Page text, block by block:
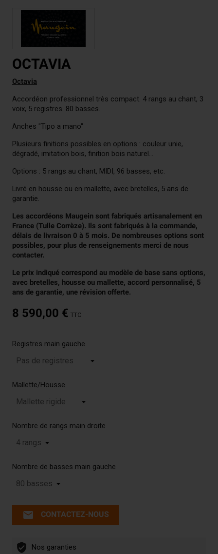
OCTAVIA
Octavia
Accordéon professionnel très compact. 4 rangs au chant, 3
voix, 5 registres. 80 basses.
Anches "Tipo a mano"
Plusieurs finitions possibles en options : couleur unie,
dégradé, imitation bois, finition bois naturel...
Options : 5 rangs au chant, MIDI, 96 basses, etc.
Livré en housse ou en mallette, avec bretelles, 5 ans de
garantie.
Les accordéons Maugein sont fabriqués artisanalement en
France (Tulle Corrèze). Ils sont fabriqués à la commande,
délais de livraison 0 à 5 mois. De nombreuses options sont
possibles, pour plus de renseignements merci de nous
contacter.
Le prix indiqué correspond au modèle de base sans options,
avec bretelles, housse ou mallette, accord personnalisé, 5
ans de garantie, une révision offerte.
8 590,00 € TTC
Registres main gauche
Mallette/Housse
Nombre de rangs main droite
Nombre de basses main gauche
email CONTACTEZ-NOUS
Nos garanties